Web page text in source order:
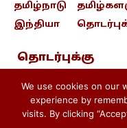
தமிழ்நாடு
இந்தியா
தொடர்புக்கு
Privacy
We use cookies on our
experience by
visits. By clicking